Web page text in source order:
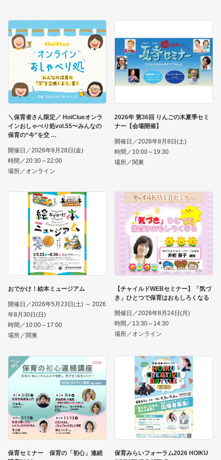
＼保育者さん限定／ HoiClueオンラ
インおしゃべり処vol.55〜みんなの
保育の“今”を交
開催日／2026年8月28日(金)
時間／20:30～22:00
場所／オンライン
2026年 第36回 りんごの木夏季セミ
ナー【会場開催】
開催日／2026年8月8日(土)
時間／10:00～19:30
場所／関東
おでかけ！絵本ミュージアム
開催日／2026年5月23日(土) ～ 2026
年8月30日(日)
時間／10:00～17:00
場所／関東
【チャイルドWEBセミナー】「気づ
き」ひとつで保育はおもしろくなる
開催日／2026年8月24日(月)
時間／13:30～14:30
場所／オンライン
保育セミナー 保育の「初心」連続
保育みらいフォーラム2026 HOIKU